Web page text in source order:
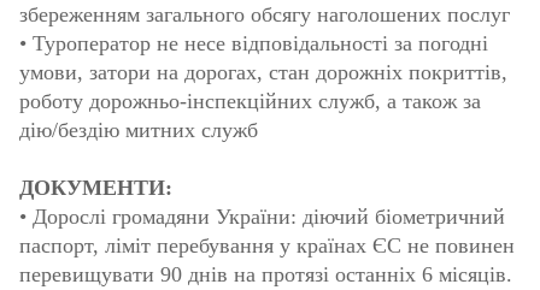
збереженням загального обсягу наголошених послуг
• Туроператор не несе відповідальності за погодні
умови, затори на дорогах, стан дорожніх покриттів,
роботу дорожньо-інспекційних служб, а також за
дію/бездію митних служб
ДОКУМЕНТИ:
• Дорослі громадяни України: діючий біометричний
паспорт, ліміт перебування у країнах ЄС не повинен
перевищувати 90 днів на протязі останніх 6 місяців.